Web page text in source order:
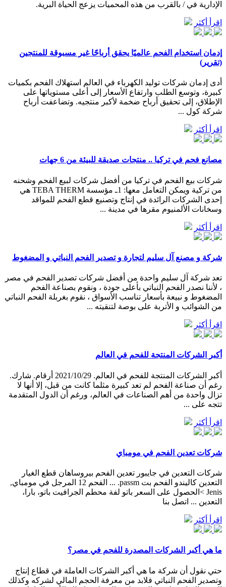
الإدارية في / بالقرب من هذه المحميات يزعج الحياة البرية.
اقرأ أكثر
إدمان استخدام الفحم عالميًا يحقق أرباحًا غير مسبوقة للمنتجين
(تقرير)
أدى إدمان شركات توليد الكهرباء في العالم استهلاك الفحم بكميات
كبيرة، وتوسع الطلب وارتفاع الأسعار إلى أعلى مستوياتها على
الإطلاق، إلى تحقيق أرباح ضخمة لأكبر منتجيه. وتضاعفت أرباح
شركة كول ...
اقرأ أكثر
مصانع فحم في تركيا .. منتجات صديقة للبيئة من 6 جهات
شركات بيع الفحم في تركيا من أفضل شركات لبيع الفحم وشحنه
من تركية ويمكن التعامل معها: 1ـ مؤسسة TEBA THERM هي
إحدى الشركات الرائدة في إنتاج وتصنيع قطع الفحم للمواقد
وسخانات الألمنيوم مقرها في مدينة ...
اقرأ أكثر
شركة و مصنع آل سليم لتجارة و تصدير الفحم النباتي و المضغوط
تعد شركة آل سليم واحدة من أفضل شركات تصدير الفحم في مصر
، لأننا نصدر الفحم النباتي بأعلى جودة ، ونقوم بصناعة الفحم
المضغوط و نبيعة بأسعار تناسب الأسواق ، نقوم بغربلة الفحم النباتي
من الشوائب و الأتربة على بوصة لتنقيته ...
اقرأ أكثر
أكبر الشركات المنتجة للفحم في العالم
أكبر الشركات المنتجة للفحم في العالم. 2021/10/29 أرقام. شارك.
رغم أن صناعة الفحم لم تعد كبيرة مثلما كانت من قبل، إلا أنها لا
تزال واحدة من أهم الصناعات في العالم، ورغم أن الدول المتقدمة
تتجه على ...
اقرأ أكثر
شركات تعدين الفحم في مومباي
شركات التعدين في جايبور تعدين الفحم بيروساهان قطع الغيار
التعدين كاليندو الفحم بت passm. ... الفحم 12 المرجل في مومباي,
Jenis >الحصول على السعر باتو لفة محطم الجرافيت باتو، بارا،
التعدين ... اتصل بنا
اقرأ أكثر
ما هي أكبر الشركات المصدرة للفحم في مصر؟
حتي نقول أن شركة ما هي أكبر الشركات العاملة في قطاع إنتاج
وتصدير الفحم النباتي فلابد من معرفة الحجم المالي لشركه وكذلك